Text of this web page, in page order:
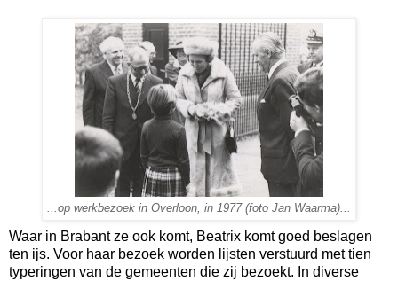
...op werkbezoek in Overloon, in 1977 (foto Jan Waarma)...
Waar in Brabant ze ook komt, Beatrix komt goed beslagen
ten ijs. Voor haar bezoek worden lijsten verstuurd met tien
typeringen van de gemeenten die zij bezoekt. In diverse